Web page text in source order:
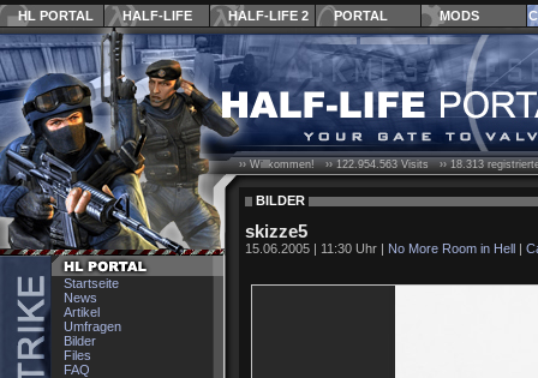
HL PORTAL HALF-LIFE HALF-LIFE 2 PORTAL MODS
Startseite
News
Artikel
Umfragen
Bilder
Files
FAQ
›› Willkommen! ››122.954.563Visits ››18.313
BILDER
skizze5
15.06.2005 | 11:30 Uhr | No More Room in Hell |